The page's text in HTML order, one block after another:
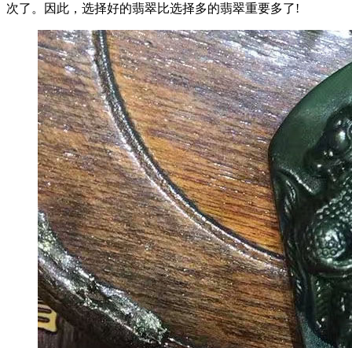
次了。因此，选择好的翡翠比选择多的翡翠重要多了!